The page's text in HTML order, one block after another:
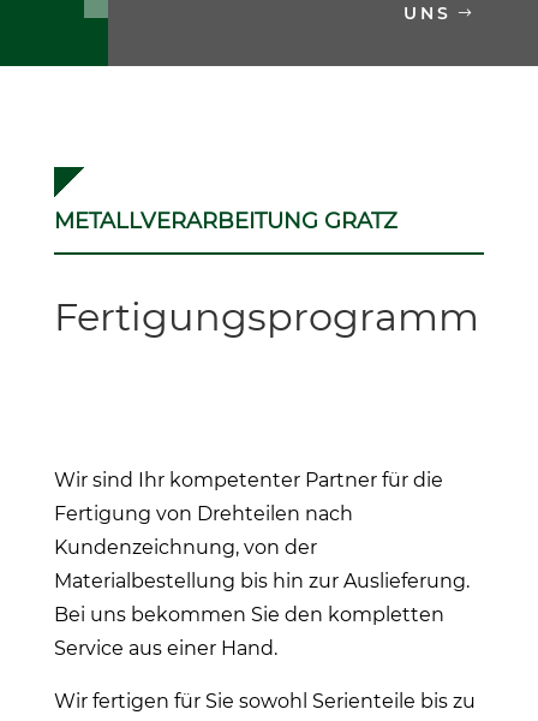
UNS
METALLVERARBEITUNG GRATZ
Fertigungsprogramm
Wir sind Ihr kompetenter Partner für die
Fertigung von Drehteilen nach
Kundenzeichnung, von der
Materialbestellung bis hin zur Auslieferung.
Bei uns bekommen Sie den kompletten
Service aus einer Hand.
Wir fertigen für Sie sowohl Serienteile bis zu